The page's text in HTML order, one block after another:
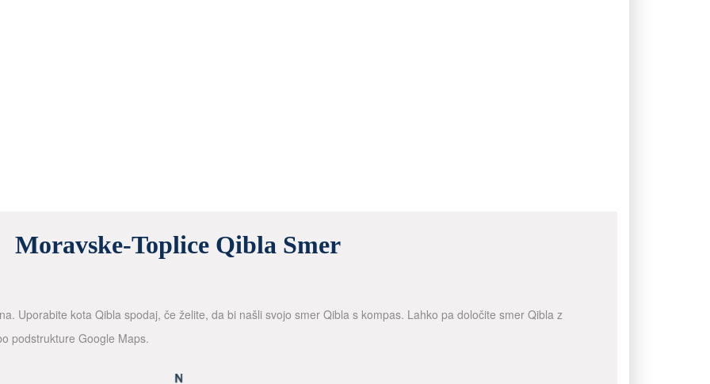
Moravske-Toplice Qibla Smer
Uporabite kota Qibla spodaj, če želite, da bi našli svojo smer Qibla s kompas. Lahko pa določite smer Qibla z
podstrukture Google Maps.